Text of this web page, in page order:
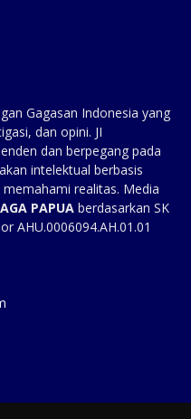
Gagasan Indonesia yang
dan opini. JI
dan berpegang pada
intelektual berbasis
realitas. Media
PAPUA berdasarkan SK
AHU.0006094.AH.01.01